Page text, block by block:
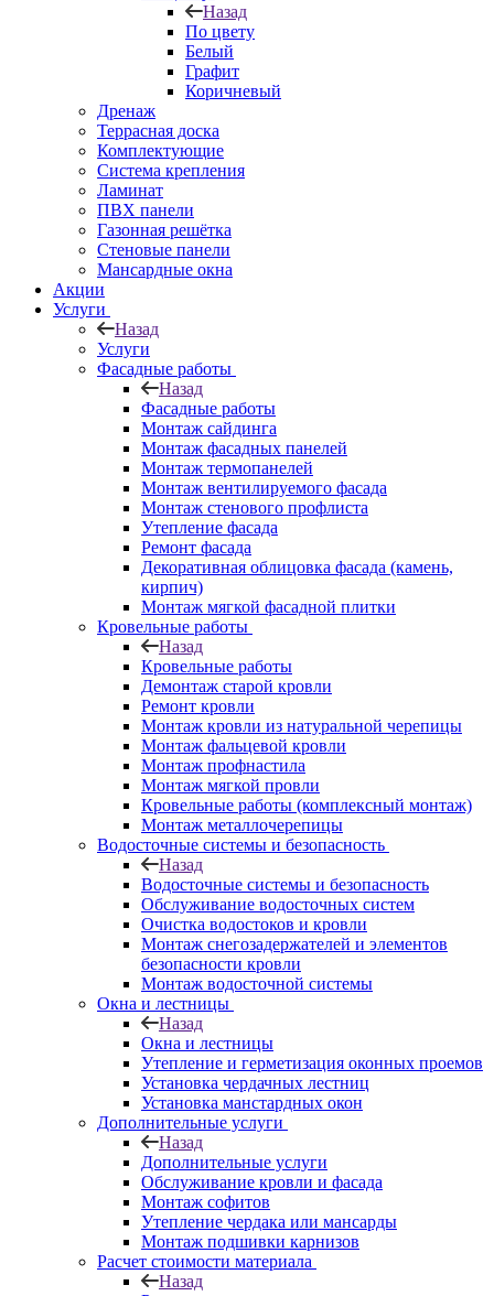
Назад
По цвету
Белый
Графит
Коричневый
Дренаж
Террасная доска
Комплектующие
Система крепления
Ламинат
ПВХ панели
Газонная решётка
Стеновые панели
Мансардные окна
Акции
Услуги
Назад
Услуги
Фасадные работы
Назад
Фасадные работы
Монтаж сайдинга
Монтаж фасадных панелей
Монтаж термопанелей
Монтаж вентилируемого фасада
Монтаж стенового профлиста
Утепление фасада
Ремонт фасада
Декоративная облицовка фасада (камень,
кирпич)
Монтаж мягкой фасадной плитки
Кровельные работы
Назад
Кровельные работы
Демонтаж старой кровли
Ремонт кровли
Монтаж кровли из натуральной черепицы
Монтаж фальцевой кровли
Монтаж профнастила
Монтаж мягкой провли
Кровельные работы (комплексный монтаж)
Монтаж металлочерепицы
Водосточные системы и безопасность
Назад
Водосточные системы и безопасность
Обслуживание водосточных систем
Очистка водостоков и кровли
Монтаж снегозадержателей и элементов
безопасности кровли
Монтаж водосточной системы
Окна и лестницы
Назад
Окна и лестницы
Утепление и герметизация оконных проемов
Установка чердачных лестниц
Установка манстардных окон
Дополнительные услуги
Назад
Дополнительные услуги
Обслуживание кровли и фасада
Монтаж софитов
Утепление чердака или мансарды
Монтаж подшивки карнизов
Расчет стоимости материала
Назад